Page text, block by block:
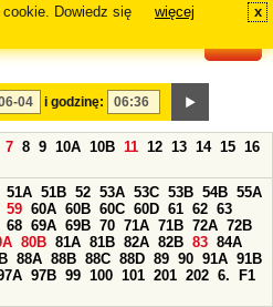
Dowiedz się
więcej x
i godzinę:
7 8 9 10A 10B 11 12 13 14 15 16
51A 51B 52 53A 53C 53B 54B 55A
59 60A 60B 60C 60D 61 62 63
68 69A 69B 70 71A 71B 72A 72B
80B 81A 81B 82A 82B 83 84A
88A 88B 88C 88D 89 90 91A 91B
97B 99 100 101 201 202 6.
F1